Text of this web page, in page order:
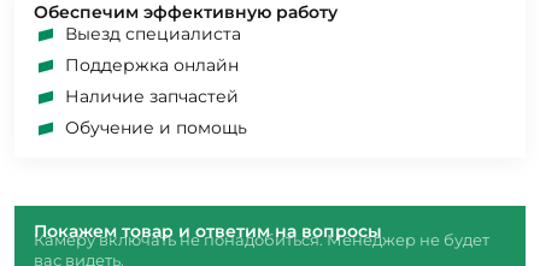
Обеспечим эффективную работу
Выезд специалиста
Поддержка онлайн
Наличие запчастей
Обучение и помощь
Покажем товар и ответим на вопросы
Камеру включать не понадобиться. Менеджер не будет
вас видеть.